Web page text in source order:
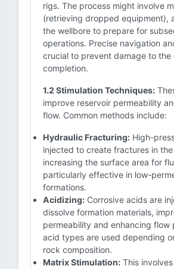
rigs. The process might involve
(retrieving dropped equipment),
the wellbore to prepare for
operations. Precise navigation
crucial to prevent damage to the
completion.
1.2 Stimulation Techniques:
improve reservoir permeability
flow. Common methods include:
Hydraulic Fracturing: High-
injected to create fractures in
increasing the surface area for
particularly effective in low-
formations.
Acidizing: Corrosive acids are
dissolve formation materials,
permeability and enhancing flow
acid types are used depending
rock composition.
Matrix Stimulation: This